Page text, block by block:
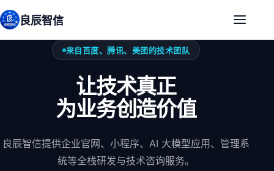
良辰智信
来自百度、腾讯、美团的技术团队
让技术真正
为业务创造价值
良辰智信提供企业官网、小程序、AI 大模型应用、管理系
统等全栈研发与技术咨询服务。